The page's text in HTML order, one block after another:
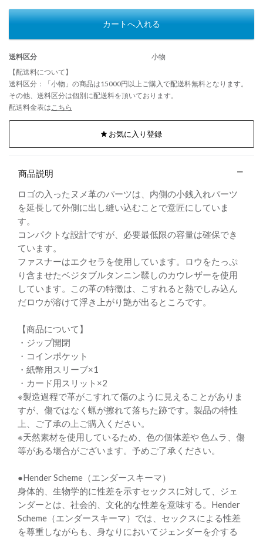
カートへ入れる
送料区分
小物
【配送料について】
送料区分：「小物」の商品は15000円以上ご購入で配送料無料となります。
その他、送料区分は個別に配送料を頂いております。
配送料金表は こちら
お気に入り登録
商品説明
ロゴの入ったヌメ革のパーツは、内側の小銭入れパーツ
を延長して外側に出し縫い込むことで意匠にしていま
す。
コンパクトな設計ですが、必要最低限の容量は確保でき
ています。
ファスナーはエクセラを使用しています。ロウをたっぷ
り含ませたベジタブルタンニン鞣しのカウレザーを使用
しています。この革の特徴は、こすれると熱でしみ込ん
だロウが溶けて浮き上がり艶が出るところです。
【商品について】
・ジップ開閉
・コインポケット
・紙幣用スリーブ×1
・カード用スリット×2
※製造過程で革がこすれて傷のように見えることがありま
すが、傷ではなく蝋が擦れて落ちた跡です。製品の特性
上、ご了承の上ご購入ください。
※天然素材を使用しているため、色の個体差や 色ムラ、傷
等がある場合がございます。予めご了承ください。
●Hender Scheme（エンダースキーマ）
身体的、生物学的に性差を示すセックスに対して、ジェ
ンダーとは、社会的、文化的な性差を意味する。Hender
Scheme（エンダースキーマ）では、セックスによる性差
を尊重しながらも、身なりにおいてジェンダーを介する